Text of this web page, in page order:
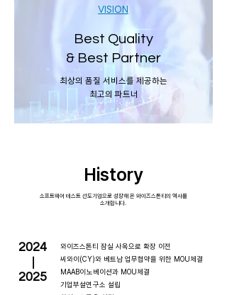
VISION
Best Quality
& Best Partner
최상의 품질 서비스를 제공하는
최고의 파트너
History
소프트웨어 테스트 선도기업으로 성장해 온 와이즈스톤티의 역사를
소개합니다.
2024
2025
와이즈스톤티 잠실 사옥으로 확장 이전
씨와이(CY)와 베트남 업무협약을 위한 MOU체결
MAAB이노베이션과 MOU체결
기업부설연구소 설립